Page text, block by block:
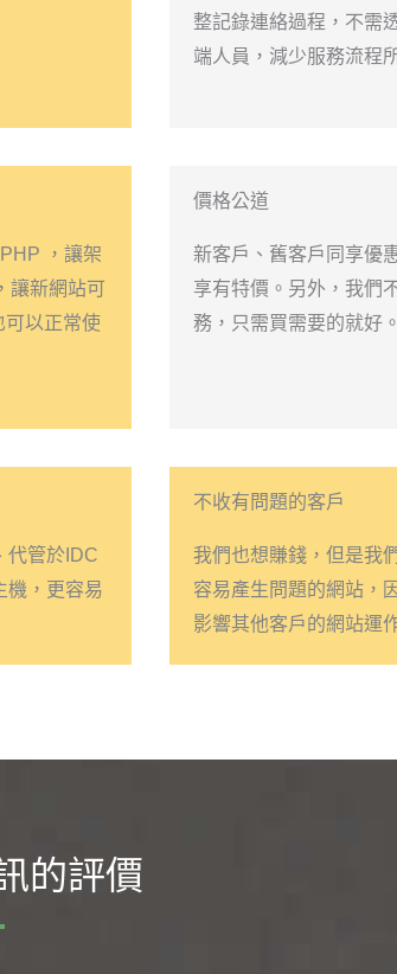
整記錄連絡過程，不需
端人員，減少服務流程
，讓架
讓新網站可
可以正常使
價格公道
新客戶、舊客戶同享優
享有特價。另外，我們
務，只需買需要的就好。
代管於IDC
機，更容易
不收有問題的客戶
我們也想賺錢，但是我
容易產生問題的網站，
影響其他客戶的網站運
的評價